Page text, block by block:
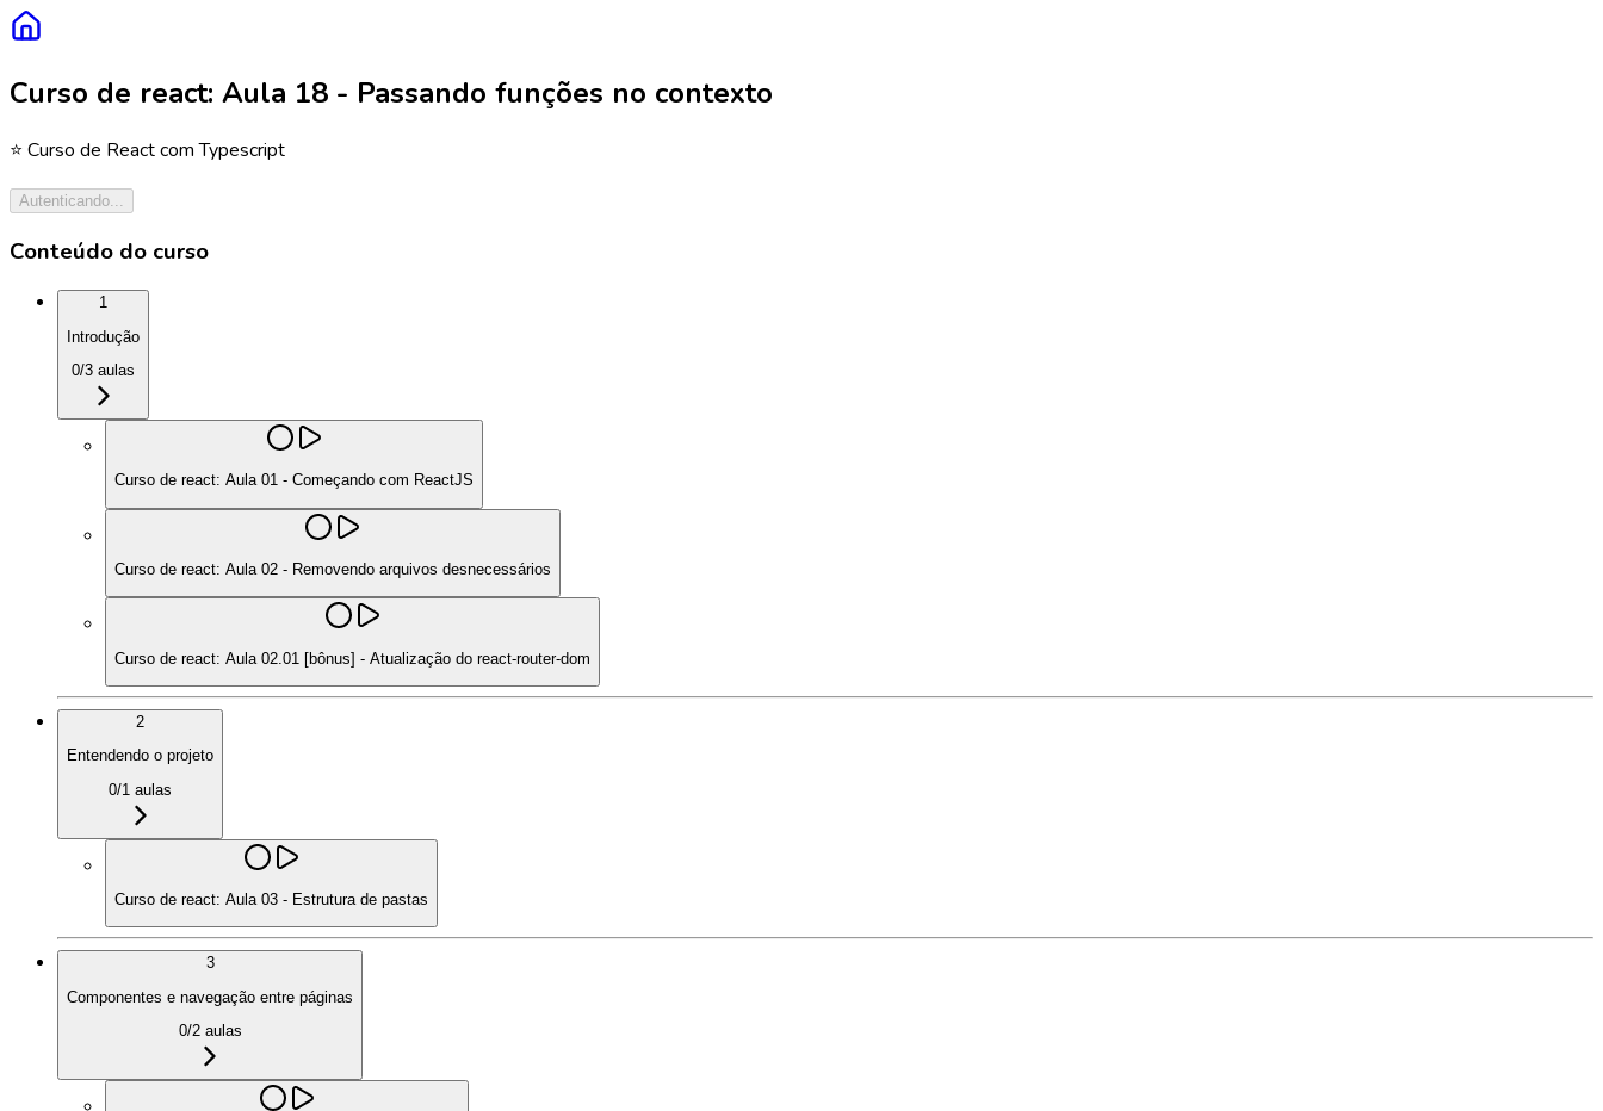
Curso de react: Aula 18 - Passando funções no contexto
⭐️ Curso de React com Typescript
Autenticando...
Conteúdo do curso
1
Introdução
0/3 aulas
Curso de react: Aula 01 - Começando com ReactJS
Curso de react: Aula 02 - Removendo arquivos desnecessários
Curso de react: Aula 02.01 [bônus] - Atualização do react-router-dom
2
Entendendo o projeto
0/1 aulas
Curso de react: Aula 03 - Estrutura de pastas
3
Componentes e navegação entre páginas
0/2aulas